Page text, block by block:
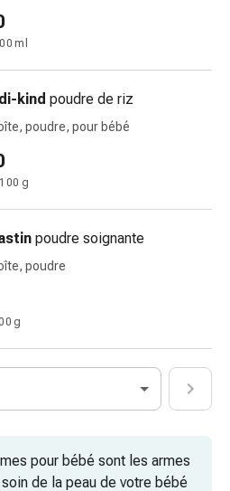
ml
kind poudre de riz
poudre, pour bébé
g
poudre soignante
poudre
g
pour bébé sont les armes
de la peau de votre bébé